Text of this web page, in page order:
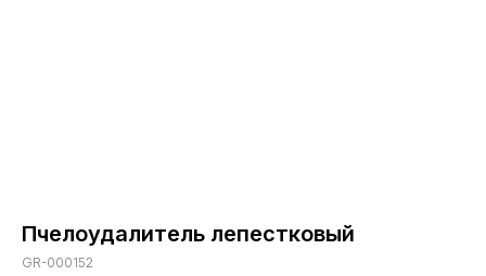
Пчелоудалитель лепестковый
GR-000152